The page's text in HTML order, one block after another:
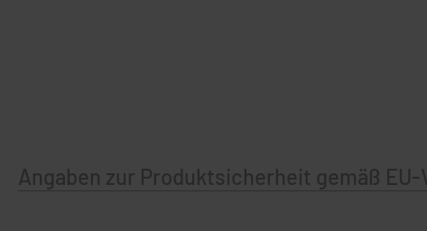
Angaben zur Produktsicherheit gemäß EU-